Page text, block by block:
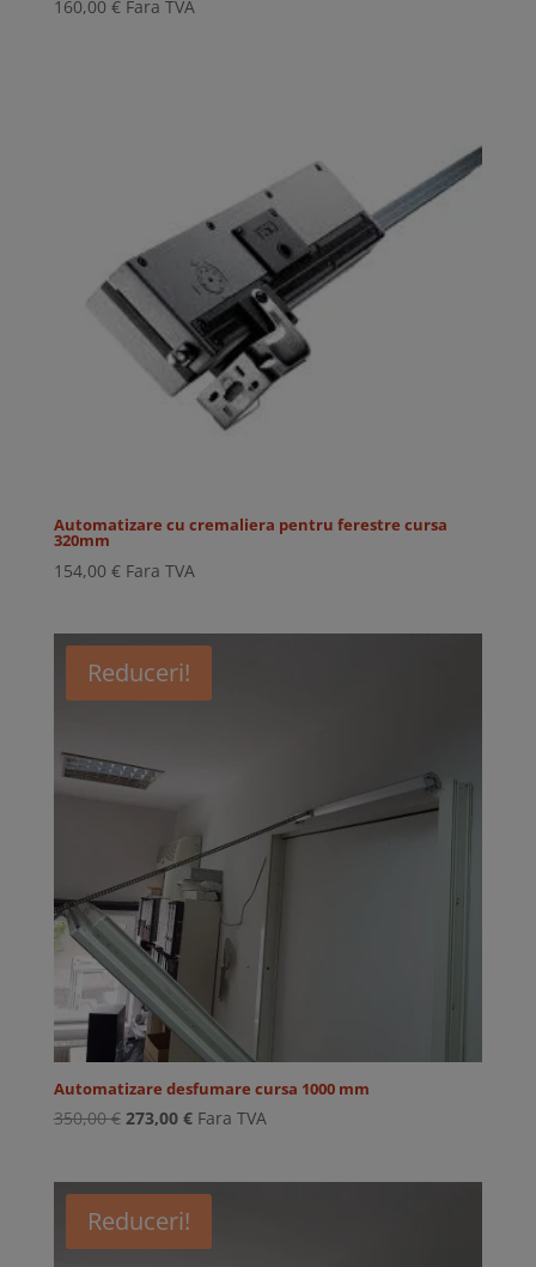
160,00 € Fara TVA
Automatizare cu cremaliera pentru ferestre cursa
320mm
154,00 € Fara TVA
Reduceri!
Automatizare desfumare cursa 1000 mm
350,00€ Prețul
fost:
350,00 €.
273,00 €Prețul
273,00 €.
Fara TVA
Reduceri!